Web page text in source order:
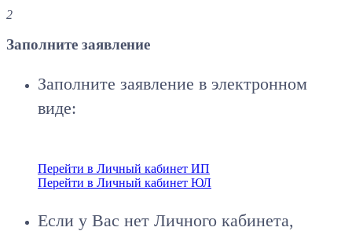
2
Заполните заявление
Заполните заявление в электронном
виде:
Перейти в Личный кабинет ИП
Перейти в Личный кабинет ЮЛ
Если у Вас нет Личного кабинета,